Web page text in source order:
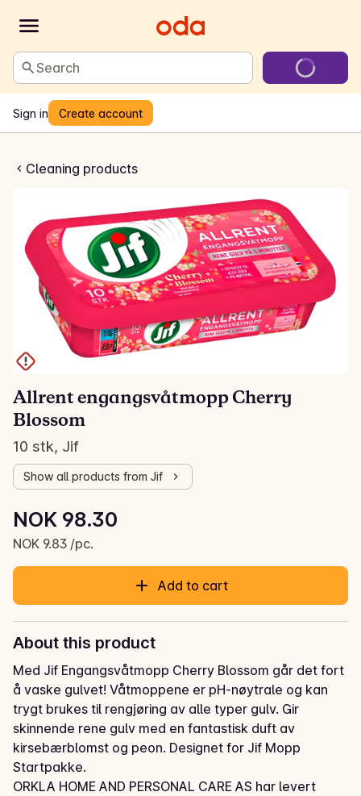
Search
Sign in Create account
Cleaning products
Cherry Blossom
Allrent engangsvåtmopp Cherry
Blossom
10 stk, Jif
Show all products from Jif
Current price is: NOK 98.30
NOK 98.30
NOK 9.83 /pc.
Unit price: NOK 9.83 /pc.
Add to cart
About this product
Med Jif Engangsvåtmopp Cherry Blossom går det fort
å vaske gulvet! Våtmoppene er pH-nøytrale og kan
trygt brukes til rengjøring av alle typer gulv. Gir
skinnende rene gulv med en fantastisk duft av
kirsebærblomst og peon. Designet for Jif Mopp
Startpakke.
ORKLA HOME AND PERSONAL CARE AS har levert